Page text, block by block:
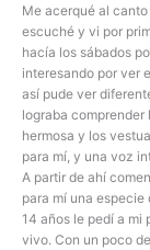
Me acerqué al
escuché y vi por
hacía los sábados
interesando por ver
así pude ver
lograba comprender
hermosa y los
para mí, y una voz
A partir de ahí
para mí una
14 años le pedí a mi
vivo. Con un poco